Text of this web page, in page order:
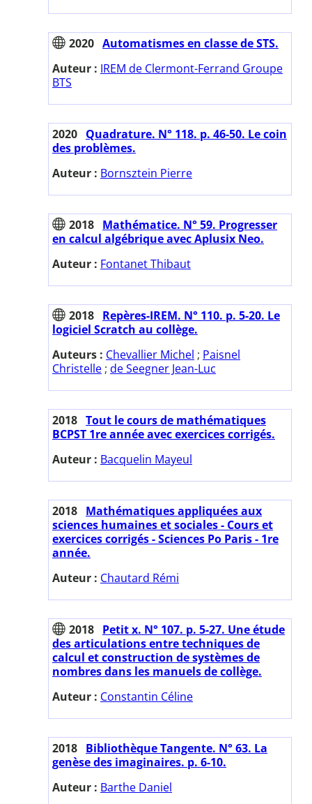
2020 Automatismes en classe de STS.
Auteur : IREM de Clermont-Ferrand Groupe
BTS
2020 Quadrature. N° 118. p. 46-50. Le coin
des problèmes.
Auteur : Bornsztein Pierre
2018 Mathématice. N° 59. Progresser
en calcul algébrique avec Aplusix Neo.
Auteur : Fontanet Thibaut
2018 Repères-IREM. N° 110. p. 5-20. Le
logiciel Scratch au collège.
Auteurs : Chevallier Michel ; Paisnel
Christelle ; de Seegner Jean-Luc
2018 Tout le cours de mathématiques
BCPST 1re année avec exercices corrigés.
Auteur : Bacquelin Mayeul
2018 Mathématiques appliquées aux
sciences humaines et sociales - Cours et
exercices corrigés - Sciences Po Paris - 1re
année.
Auteur : Chautard Rémi
2018 Petit x. N° 107. p. 5-27. Une étude
des articulations entre techniques de
calcul et construction de systèmes de
nombres dans les manuels de collège.
Auteur : Constantin Céline
2018 Bibliothèque Tangente. N° 63. La
genèse des imaginaires. p. 6-10.
Auteur : Barthe Daniel